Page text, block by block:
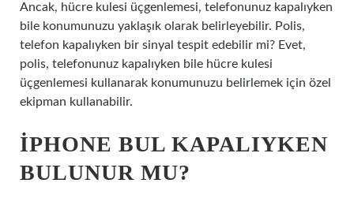
Ancak, hücre kulesi üçgenlemesi, telefonunuz kapalıyken
bile konumunuzu yaklaşık olarak belirleyebilir. Polis,
telefon kapalıyken bir sinyal tespit edebilir mi? Evet,
polis, telefonunuz kapalıyken bile hücre kulesi
üçgenlemesi kullanarak konumunuzu belirlemek için özel
ekipman kullanabilir.
IPHONE BUL KAPALIYKEN
BULUNUR MU?